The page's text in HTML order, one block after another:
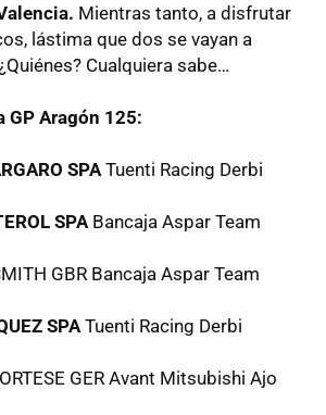
Mientras tanto, a disfrutar
lástima que dos se vayan a
Cualquiera sabe…
GP Aragón 125:
SPA Tuenti Racing Derbi
SPA Bancaja Aspar Team
GBR Bancaja Aspar Team
SPA Tuenti Racing Derbi
GER Avant Mitsubishi Ajo